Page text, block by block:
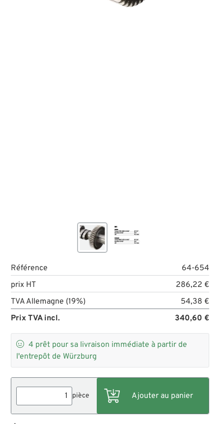
Référence
64-654
prix HT
286,22 €
TVA Allemagne (19%)
54,38 €
Prix TVA incl.
340,60 €
 4 prêt pour sa livraison immédiate à partir de
l'entrepôt de Würzburg
pièce